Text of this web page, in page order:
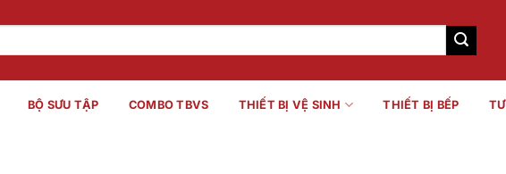
BỘ SƯU TẬP COMBO TBVS THIẾT BỊ VỆ SINH THIẾT BỊ BẾP